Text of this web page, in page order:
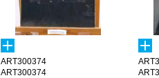
ART300374
ART300374